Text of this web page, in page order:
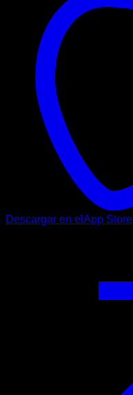
Descargar en el App Store